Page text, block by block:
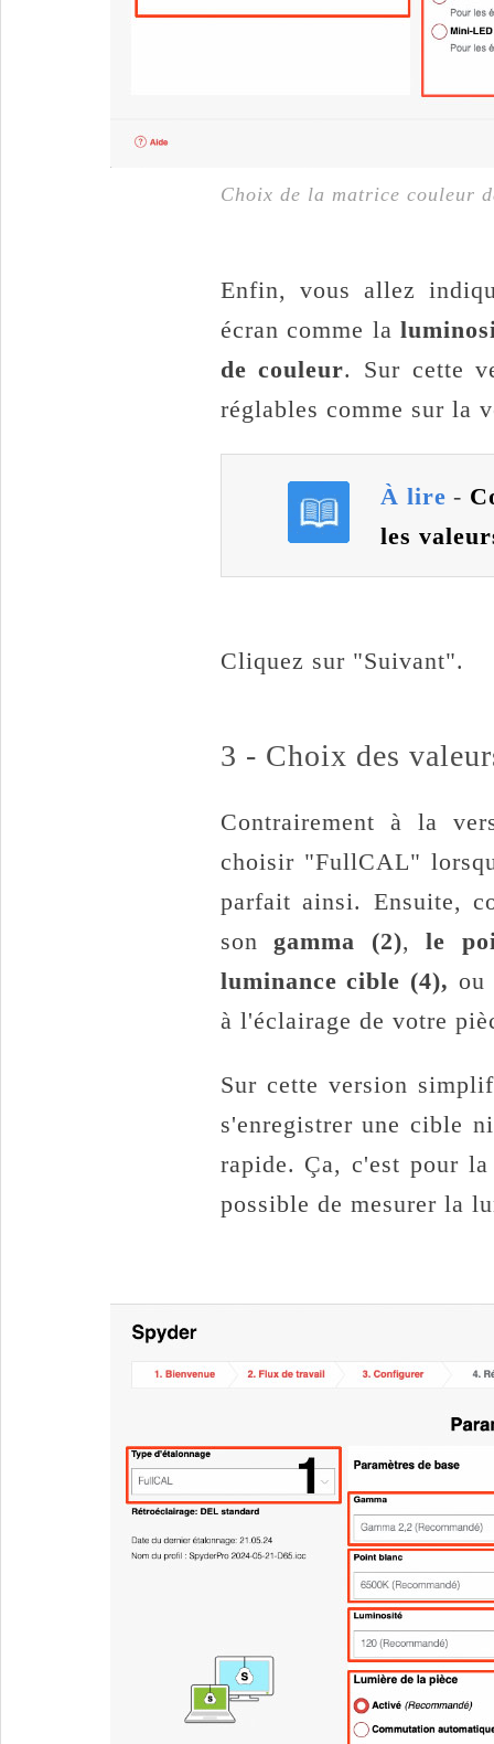
Choix de la matrice couleur
Enfin, vous allez
écran comme la
de couleur. Sur cette
réglables comme sur la
À lire -
les
Cliquez sur "Suivant".
3 - Choix des
Contrairement à la
choisir "FullCAL"
parfait ainsi. Ensuite,
songamma (2),le
luminance cible (4), ou
à l'éclairage de votre
Sur cette version
s'enregistrer une cible
rapide. Ça, c'est pour
possible de mesurer la